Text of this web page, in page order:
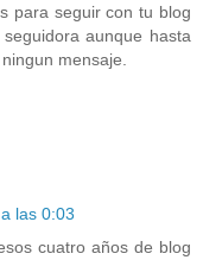
para seguir con tu blog
aunque hasta
mensaje.
las 0:03
cuatro años de blog